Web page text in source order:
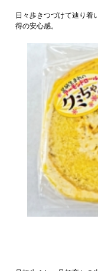
日々歩きつづけて辿り着
得の安心感。